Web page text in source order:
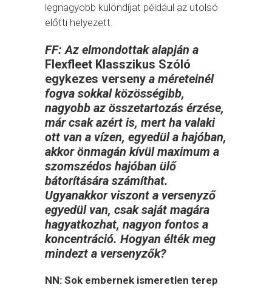
legnagyobb különdíjat például az utolsó
előtti helyezett.
FF: Az elmondottak alapján a
Flexfleet Klasszikus Szóló
egykezes verseny a méreteinél
fogva sokkal közösségibb,
nagyobb az összetartozás érzése,
már csak azért is, mert ha valaki
ott van a vízen, egyedül a hajóban,
akkor önmagán kívül maximum a
szomszédos hajóban ülő
bátorítására számíthat.
Ugyanakkor viszont a versenyző
egyedül van, csak saját magára
hagyatkozhat, nagyon fontos a
koncentráció. Hogyan élték meg
mindezt a versenyzők?
NN: Sok embernek ismeretlen terep